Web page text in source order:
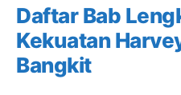
Daftar Bab
Kekuatan
Bangkit